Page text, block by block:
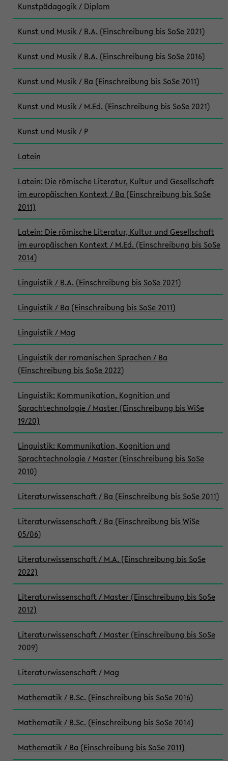
Kunstpädagogik / Diplom
Kunst und Musik / B.A. (Einschreibung bis SoSe 2021)
Kunst und Musik / B.A. (Einschreibung bis SoSe 2016)
Kunst und Musik / Ba (Einschreibung bis SoSe 2011)
Kunst und Musik / M.Ed. (Einschreibung bis SoSe 2021)
Kunst und Musik / P
Latein
Latein: Die römische Literatur, Kultur und Gesellschaft
im europäischen Kontext / Ba (Einschreibung bis SoSe
2011)
Latein: Die römische Literatur, Kultur und Gesellschaft
im europäischen Kontext / M.Ed. (Einschreibung bis SoSe
2014)
Linguistik / B.A. (Einschreibung bis SoSe 2021)
Linguistik / Ba (Einschreibung bis SoSe 2011)
Linguistik / Mag
Linguistik der romanischen Sprachen / Ba
(Einschreibung bis SoSe 2022)
Linguistik: Kommunikation, Kognition und
Sprachtechnologie / Master (Einschreibung bis WiSe
19/20)
Linguistik: Kommunikation, Kognition und
Sprachtechnologie / Master (Einschreibung bis SoSe
2010)
Literaturwissenschaft / Ba (Einschreibung bis SoSe 2011)
Literaturwissenschaft / Ba (Einschreibung bis WiSe
05/06)
Literaturwissenschaft / M.A. (Einschreibung bis SoSe
2022)
Literaturwissenschaft / Master (Einschreibung bis SoSe
2012)
Literaturwissenschaft / Master (Einschreibung bis SoSe
2009)
Literaturwissenschaft / Mag
Mathematik / B.Sc. (Einschreibung bis SoSe 2016)
Mathematik / B.Sc. (Einschreibung bis SoSe 2014)
Mathematik / Ba (Einschreibung bis SoSe 2011)